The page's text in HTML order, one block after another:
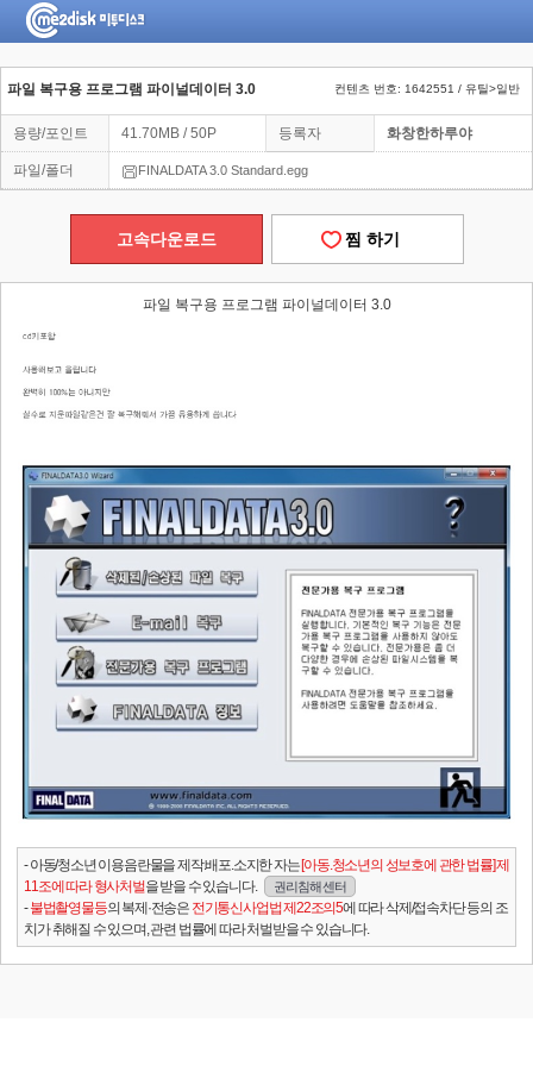
파일 복구용 프로그램 파이널데이터 3.0 컨텐츠 번호: 1642551 / 유틸>일반
용량/포인트 41.70MB / 50P 등록자 화창한하루야
파일/폴더 FINALDATA 3.0 Standard.egg
고속다운로드 찜 하기
파일 복구용 프로그램 파이널데이터 3.0
- 아동/청소년 이용음란물을 제작.배포.소지한 자는[아동.청소년의 성보호에 관한 법률] 제
11조에 따라 형사처벌을 받을 수 있습니다. 권리침해 센터
-불법촬영물등의 복제·전송은 전기통신사업법 제22조의5에 따라 삭제/접속차단 등의 조
치가 취해질 수 있으며, 관련 법률에 따라 처벌받을 수 있습니다.